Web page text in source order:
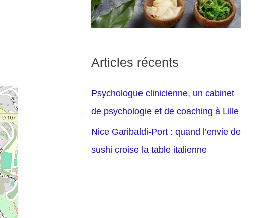
Articles récents
Psychologue clinicienne, un cabinet
de psychologie et de coaching à Lille
Nice Garibaldi-Port : quand l’envie de
sushi croise la table italienne